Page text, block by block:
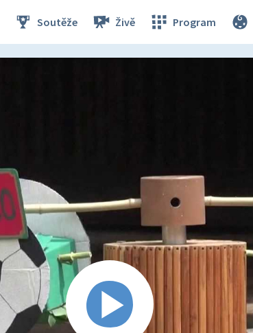
Soutěže Živě Program